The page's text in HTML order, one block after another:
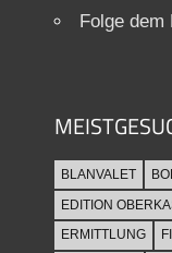
Folge
BLANVALET
EDITION
ERMITTLUNG